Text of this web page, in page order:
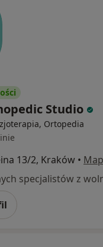
Studio
Ortopedia
13/2, Kraków •